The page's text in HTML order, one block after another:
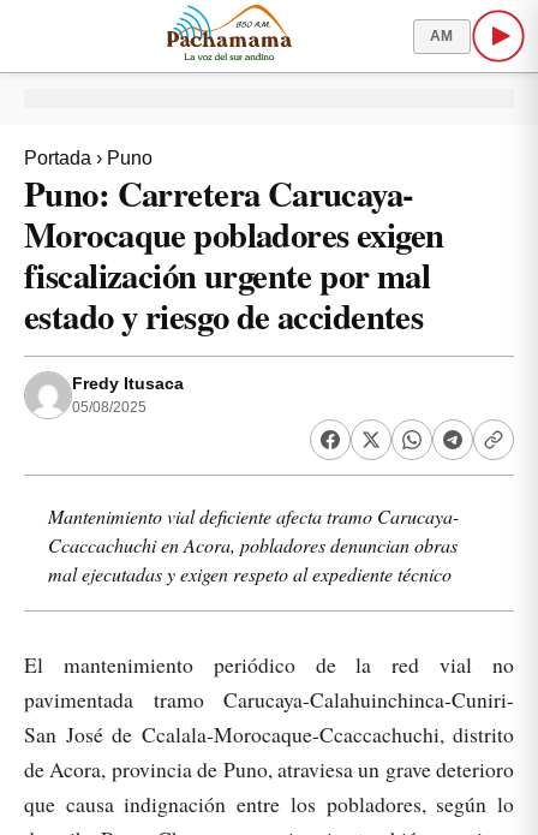
AM
Portada › Puno
Puno: Carretera Carucaya-
Morocaque pobladores exigen
fiscalización urgente por mal
estado y riesgo de accidentes
Fredy Itusaca
05/08/2025
Mantenimiento vial deficiente afecta tramo Carucaya-
Ccaccachuchi en Acora, pobladores denuncian obras
mal ejecutadas y exigen respeto al expediente técnico
El mantenimiento periódico de la red vial no
pavimentada tramo Carucaya-Calahuinchinca-Cuniri-
San José de Ccalala-Morocaque-Ccaccachuchi, distrito
de Acora, provincia de Puno, atraviesa un grave deterioro
que causa indignación entre los pobladores, según lo